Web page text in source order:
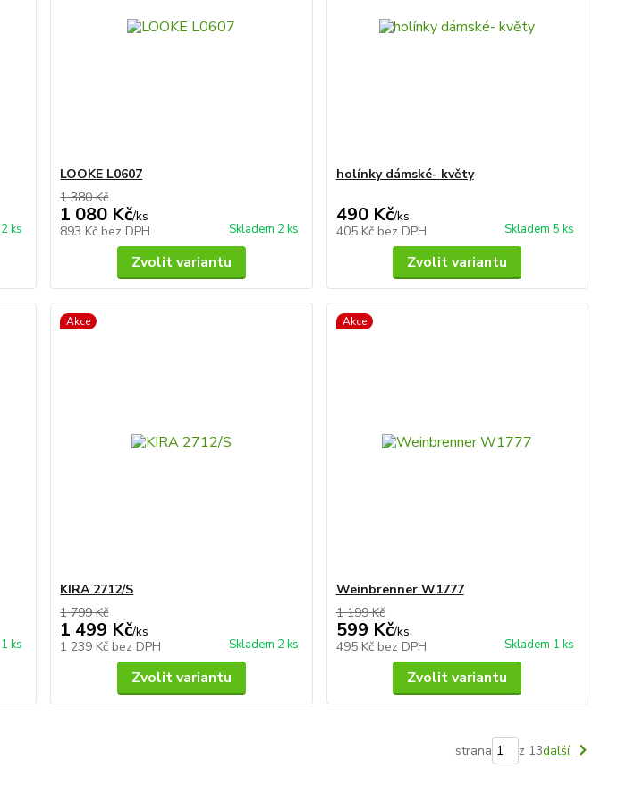
ks
LOOKE L0607
1 380 Kč
1 080 Kč/ks
893 Kč bez DPH Skladem 2 ks
Zvolit variantu
holínky dámské- květy
490 Kč/ks
405 Kč bez DPH Skladem 5 ks
Zvolit variantu
ks
Akce
KIRA 2712/S
1 799 Kč
1 499 Kč/ks
1 239 Kč bez DPH Skladem 2 ks
Zvolit variantu
Akce
Weinbrenner W1777
1 199 Kč
599 Kč/ks
495 Kč bez DPH Skladem 1 ks
Zvolit variantu
strana z 13další